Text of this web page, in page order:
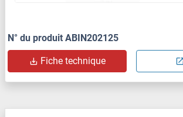
N° du produit ABIN202125
Fiche technique